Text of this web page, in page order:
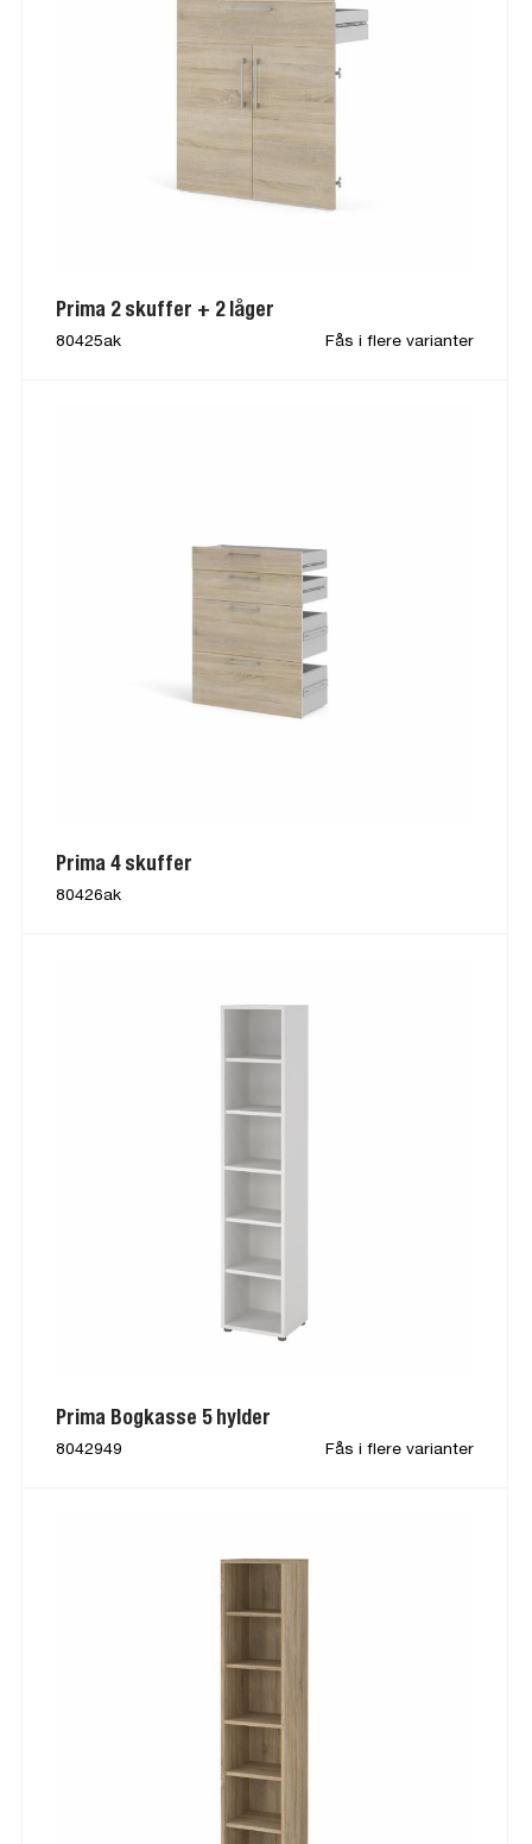
Prima 2 skuffer + 2 låger
80425ak Fås i flere varianter
Prima 4 skuffer
80426ak
Prima Bogkasse 5 hylder
8042949 Fås i flere varianter